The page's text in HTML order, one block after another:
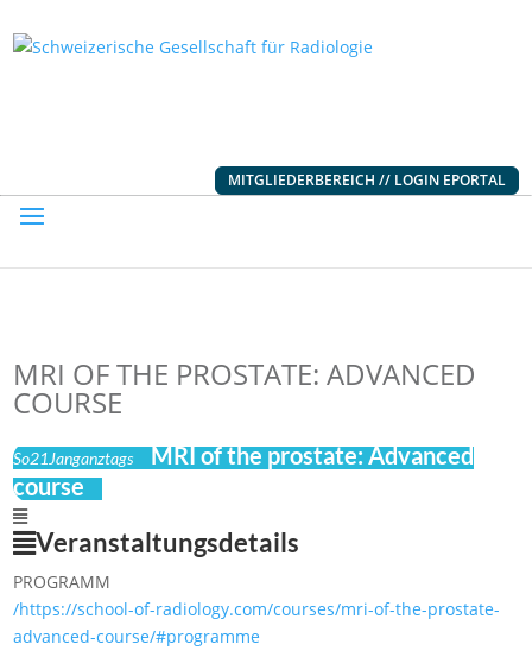
MITGLIEDERBEREICH // LOGIN EPORTAL
MRI OF THE PROSTATE: ADVANCED
COURSE
So21Janganztags
MRI of the prostate: Advanced
course
Veranstaltungsdetails
PROGRAMM
/https://school-of-radiology.com/courses/mri-of-the-prostate-
advanced-course/#programme